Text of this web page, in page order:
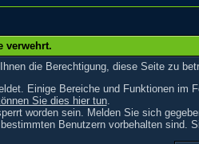
verwehrt.
die Berechtigung, diese Seite zu
Einige Bereiche und Funktionen im
Sie dies hier tun.
worden sein. Melden Sie sich
Benutzern vorbehalten sind.